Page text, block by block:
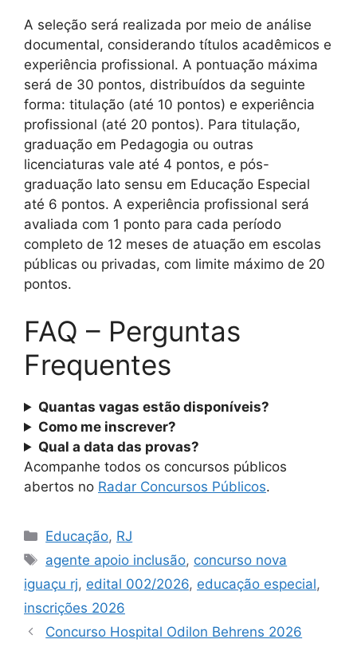
A seleção será realizada por meio de análise
documental, considerando títulos acadêmicos e
experiência profissional. A pontuação máxima
será de 30 pontos, distribuídos da seguinte
forma: titulação (até 10 pontos) e experiência
profissional (até 20 pontos). Para titulação,
graduação em Pedagogia ou outras
licenciaturas vale até 4 pontos, e pós-
graduação lato sensu em Educação Especial
até 6 pontos. A experiência profissional será
avaliada com 1 ponto para cada período
completo de 12 meses de atuação em escolas
públicas ou privadas, com limite máximo de 20
pontos.
FAQ – Perguntas
Frequentes
Quantas vagas estão disponíveis?
Como me inscrever?
Qual a data das provas?
Acompanhe todos os concursos públicos
abertos no Radar Concursos Públicos.
Categorias
Educação, RJ
Tags
agente apoio inclusão, concurso nova
iguaçu rj, edital 002/2026, educação especial,
inscrições 2026
Concurso Hospital Odilon Behrens 2026